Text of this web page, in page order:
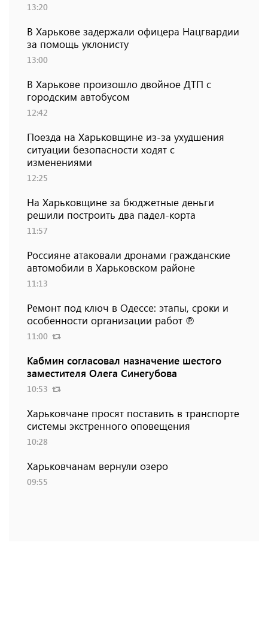
13:20
В Харькове задержали офицера Нацгвардии
за помощь уклонисту
13:00
В Харькове произошло двойное ДТП с
городским автобусом
12:42
Поезда на Харьковщине из-за ухудшения
ситуации безопасности ходят с
изменениями
12:25
На Харьковщине за бюджетные деньги
решили построить два падел-корта
11:57
Россияне атаковали дронами гражданские
автомобили в Харьковском районе
11:13
Ремонт под ключ в Одессе: этапы, сроки и
особенности организации работ ℗
11:00
Кабмин согласовал назначение шестого
заместителя Олега Синегубова
10:53
Харьковчане просят поставить в транспорте
системы экстренного оповещения
10:28
Харьковчанам вернули озеро
09:55